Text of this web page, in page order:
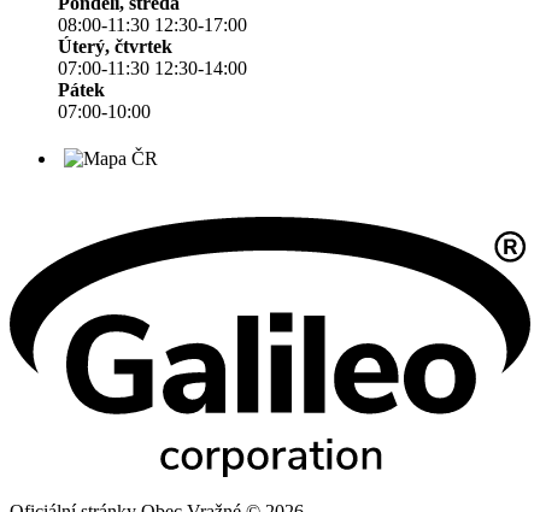
08:00-11:30 12:30-17:00
Úterý, čtvrtek
07:00-11:30 12:30-14:00
Pátek
07:00-10:00